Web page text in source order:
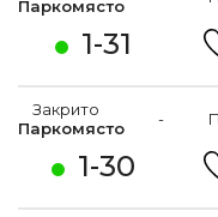
1-31
Паркомясто
1-30
Закрито
Паркомясто
-